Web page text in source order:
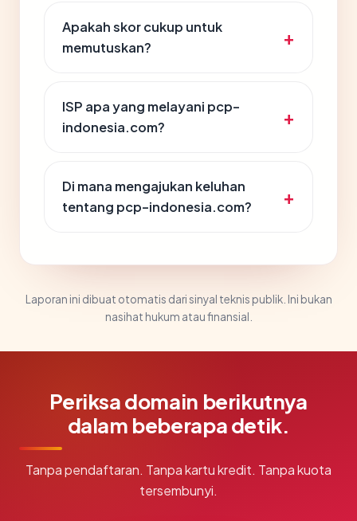
Apakah skor cukup untuk
memutuskan?
ISP apa yang melayani pcp-
indonesia.com?
Di mana mengajukan keluhan
tentang pcp-indonesia.com?
Laporan ini dibuat otomatis dari sinyal teknis publik. Ini bukan
nasihat hukum atau finansial.
Periksa domain berikutnya
dalam beberapa detik.
Tanpa pendaftaran. Tanpa kartu kredit. Tanpa kuota
tersembunyi.